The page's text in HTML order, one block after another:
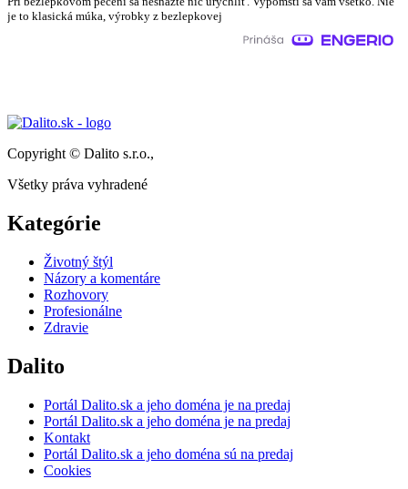
je to klasická múka, výrobky z bezlepkovej
Copyright © Dalito s.r.o.,
Všetky práva vyhradené
Kategórie
Životný štýl
Názory a komentáre
Rozhovory
Profesionálne
Zdravie
Dalito
Portál Dalito.sk a jeho doména je na predaj
Portál Dalito.sk a jeho doména je na predaj
Kontakt
Portál Dalito.sk a jeho doména sú na predaj
Cookies